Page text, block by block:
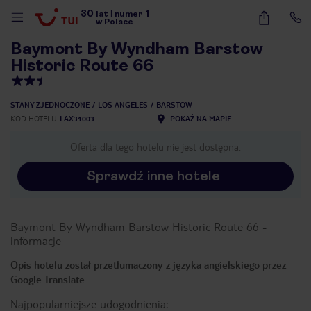
30 lat numer 1
w Polsce
40
Baymont By Wyndham Barstow
Historic Route 66
STANY ZJEDNOCZONE LOS ANGELES
BARSTOW
KOD HOTELU LAX31003 POKAŻ NA MAPIE
Oferta dla tego hotelu nie jest dostępna.
Sprawdź inne hotele
Baymont By Wyndham Barstow Historic Route 66 -
informacje
Opis hotelu został przetłumaczony z języka angielskiego przez
Google Translate
Najpopularniejsze udogodnienia: